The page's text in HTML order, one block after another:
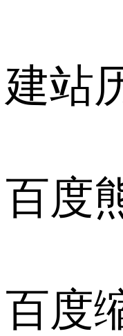
建站
百度
百度